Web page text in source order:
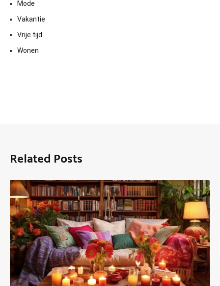
Mode
Vakantie
Vrije tijd
Wonen
Related Posts